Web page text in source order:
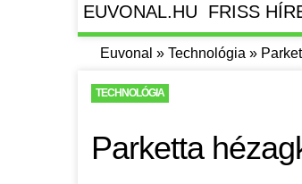
EUVONAL.HU FRISS
Euvonal » Technológia »
TECHNOLÓGIA
Parketta